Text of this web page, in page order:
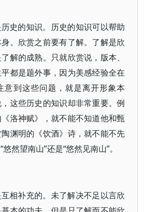
史的知识。历史的知识可以帮助
。欣赏之前要有了解。了解是欣
解的成熟。只就欣赏说，版本、
都是题外事，因为美感经验全在
意到这些问题，就是离开形象本
这些历史的知识却非常重要。例
洛神赋》，就不能不知道他和甄
渊明的《饮酒》诗，就不能不先
然望南山”还是“悠然见南山”。
相补充的。未了解决不足以言欣